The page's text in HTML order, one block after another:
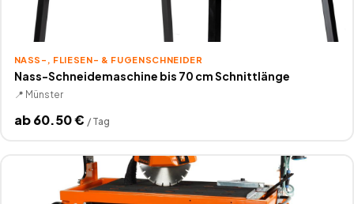
NASS-, FLIESEN- & FUGENSCHNEIDER
Nass-Schneidemaschine bis 70 cm Schnittlänge
📍 Münster
ab60.50€ / Tag